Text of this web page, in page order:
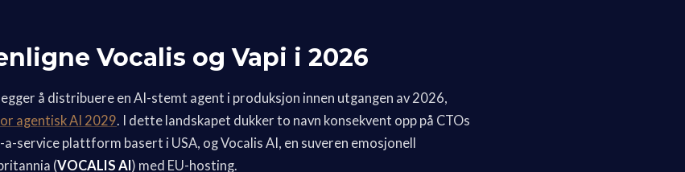
Vocalis og Vapi i 2026
å distribuere en AI-stemt agent i produksjon innen utgangen av 2026,
agentisk AI 2029. I dette landskapet dukker to navn konsekvent opp på CTOs
service plattform basert i USA, og Vocalis AI, en suveren emosjonell
(VOCALIS AI ) med EU-hosting.